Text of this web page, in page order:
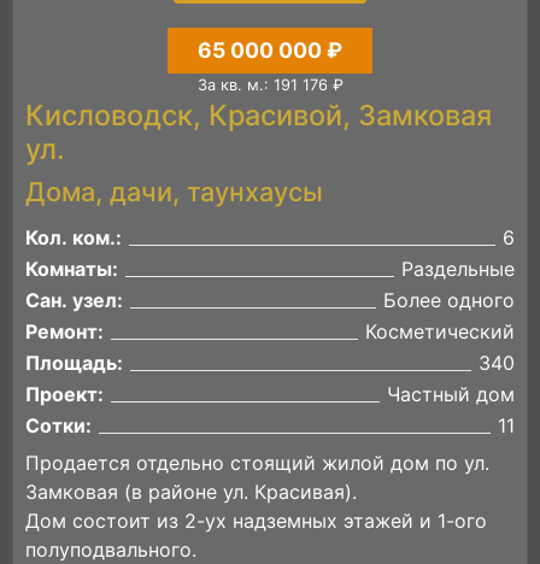
65 000 000 ₽
За кв. м.: 191 176 ₽
Кисловодск, Красивой, Замковая
ул.
Дома, дачи, таунхаусы
Кол. ком.:
6
Комнаты:
Раздельные
Сан. узел:
Более одного
Ремонт:
Косметический
Площадь:
340
Проект:
Частный дом
Сотки:
11
Продается отдельно стоящий жилой дом по ул.
Замковая (в районе ул. Красивая).
Дом состоит из 2-ух надземных этажей и 1-ого
полуподвального.